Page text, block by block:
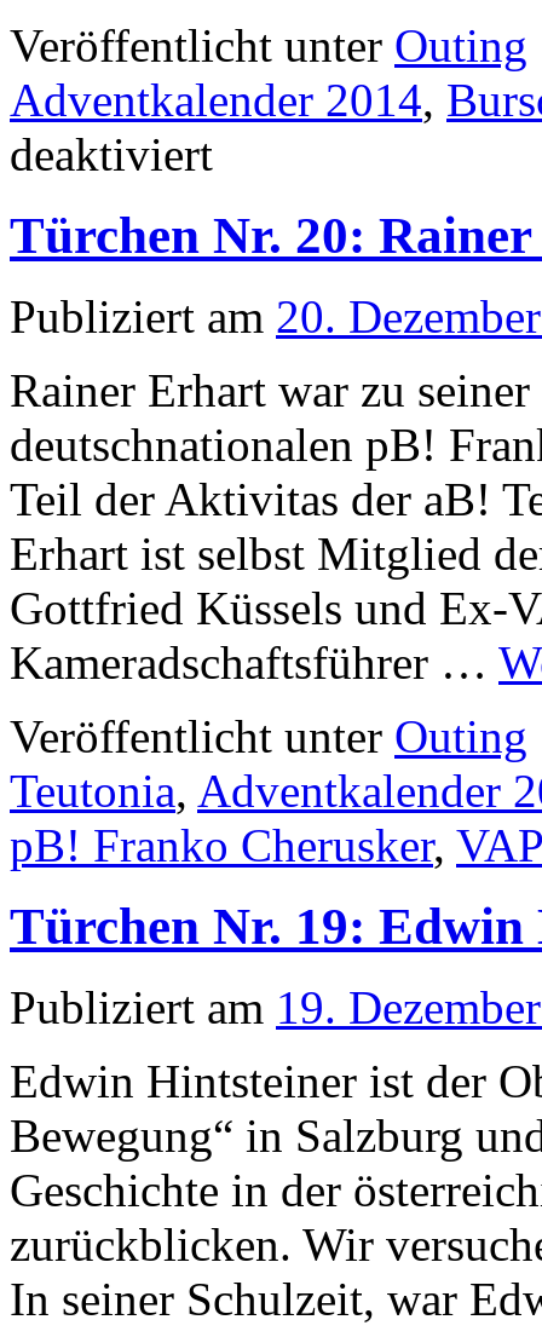
Veröffentlicht unter Outing
Adventkalender 2014,
deaktiviert
Benjamin
Fertschai
Türchen Nr. 20:
Publiziert am 20.
Rainer Erhart war zu
deutschnationalen pB!
Teil der Aktivitas der aB!
Erhart ist selbst Mitglied
Gottfried Küssels und Ex-
Kameradschaftsführer …
Veröffentlicht unter Outing
Teutonia, Adventkalender
pB! Franko Cherusker,
Türchen Nr. 19:
Publiziert am 19.
Edwin Hintsteiner ist der
Bewegung“ in Salzburg
Geschichte in der
zurückblicken. Wir
In seiner Schulzeit, war